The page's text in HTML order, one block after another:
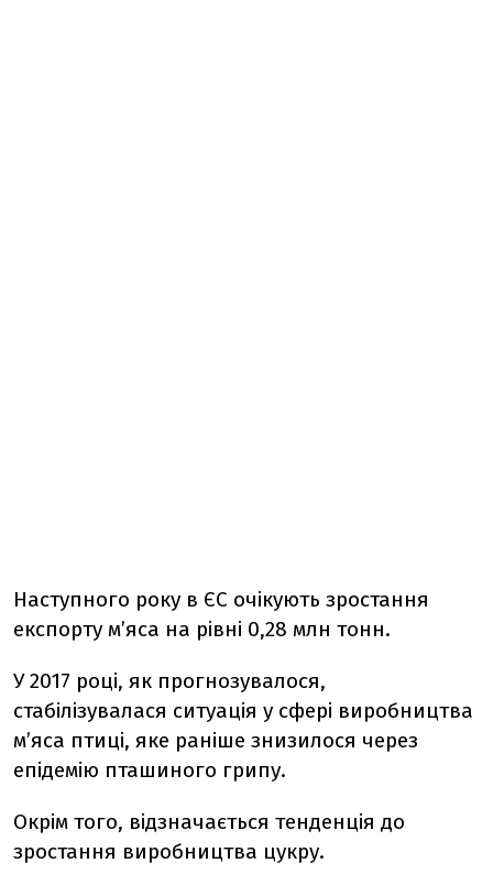
Наступного року в ЄС очікують зростання
експорту м’яса на рівні 0,28 млн тонн.
У 2017 році, як прогнозувалося,
стабілізувалася ситуація у сфері виробництва
м’яса птиці, яке раніше знизилося через
епідемію пташиного грипу.
Окрім того, відзначається тенденція до
зростання виробництва цукру.